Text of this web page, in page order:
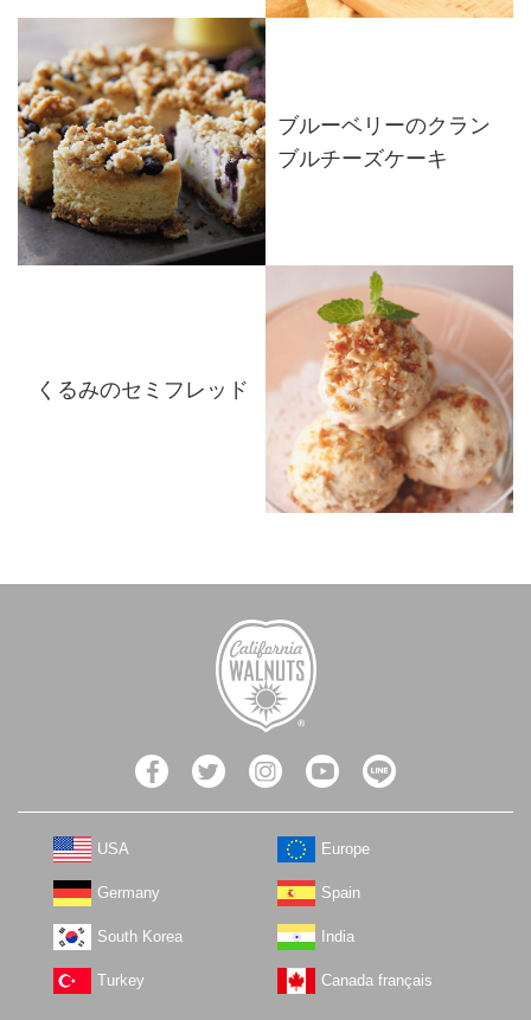
ブルーベリーのクラン
ブルチーズケーキ
くるみのセミフレッド
USA Europe
Germany Spain
South Korea India
Turkey Canada français